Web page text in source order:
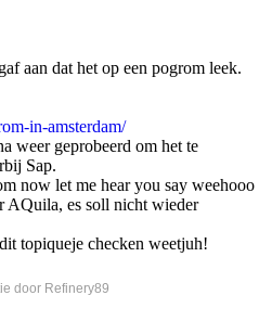
aan dat het op een pogrom leek.
in-amsterdam/
weer geprobeerd om het te
Sap.
now let me hear you say weehooo
AQuila, es soll nicht wieder
topiqueje checken weetjuh!
door Refinery89